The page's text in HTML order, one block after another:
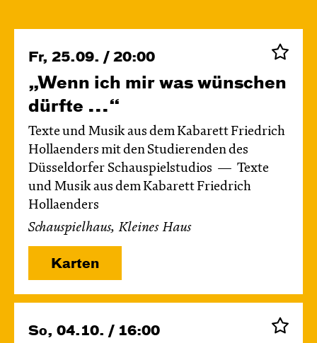
Fr, 25.09. / 20:00
„Wenn ich mir was wünschen
dürfte ...“
Texte und Musik aus dem Kabarett Friedrich
Hollaenders mit den Studierenden des
Düsseldorfer Schauspielstudios
Texte
und Musik aus dem Kabarett Friedrich
Hollaenders
Schauspielhaus, Kleines Haus
Karten
So, 04.10. / 16:00